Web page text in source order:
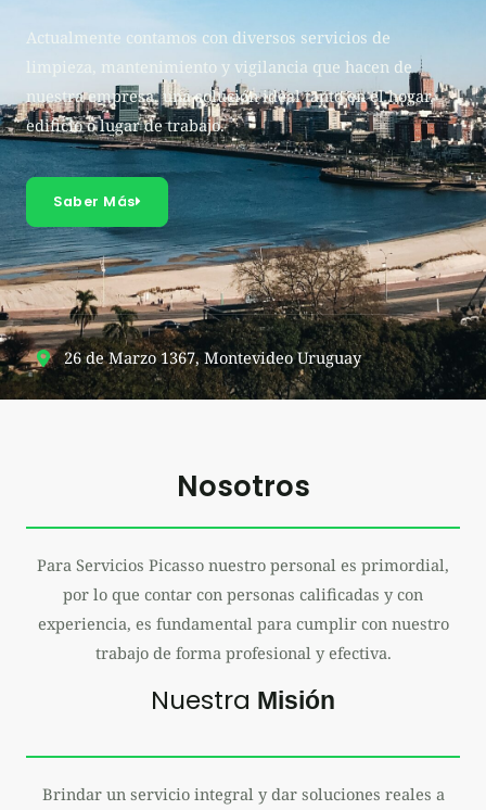
Actualmente contamos con diversos servicios de
limpieza, mantenimiento y vigilancia que hacen de
nuestra empresa, una solución ideal tanto en el hogar,
edificio o lugar de trabajo.
Saber Más
26 de Marzo 1367, Montevideo Uruguay
Nosotros
Para Servicios Picasso nuestro personal es primordial,
por lo que contar con personas calificadas y con
experiencia, es fundamental para cumplir con nuestro
trabajo de forma profesional y efectiva.
Nuestra Misión
Brindar un servicio integral y dar soluciones reales a